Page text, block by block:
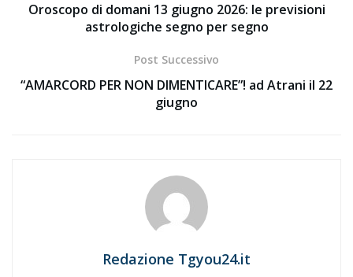
Oroscopo di domani 13 giugno 2026: le previsioni
astrologiche segno per segno
Post Successivo
“AMARCORD PER NON DIMENTICARE”! ad Atrani il 22
giugno
Redazione Tgyou24.it